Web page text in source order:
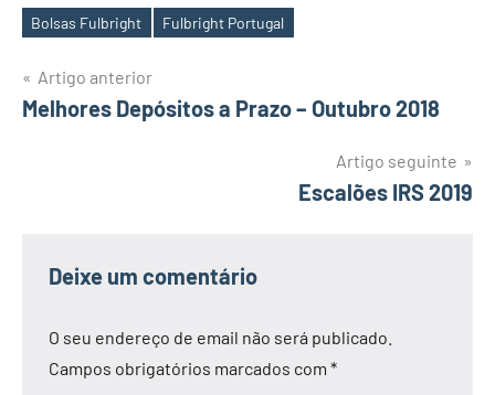
Etiquetas
Bolsas Fulbright Fulbright Portugal
Navegação
de
Artigo anterior
Melhores Depósitos a Prazo – Outubro 2018
Artigo seguinte
Escalões IRS 2019
Deixe um comentário
O seu endereço de email não será publicado.
Campos obrigatórios marcados com *